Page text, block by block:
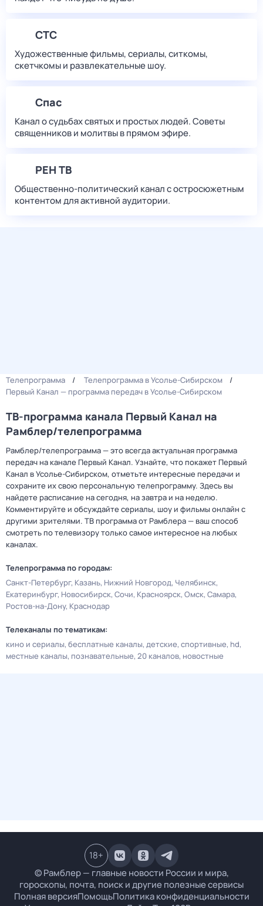
СТС
Художественные фильмы, сериалы, ситкомы,
скетчкомы и развлекательные шоу.
Спас
Канал о судьбах святых и простых людей. Советы
священников и молитвы в прямом эфире.
РЕН ТВ
Общественно-политический канал с остросюжетным
контентом для активной аудитории.
Телепрограмма
Телепрограмма в Усолье-Сибирском
Первый Канал — программа передач в Усолье-Сибирском
ТВ-программа канала Первый Канал на
Рамблер/телепрограмма
Рамблер/телепрограмма — это всегда актуальная программа
передач на канале Первый Канал. Узнайте, что покажет Первый
Канал в Усолье-Сибирском, отметьте интересные передачи и
сохраните их свою персональную телепрограмму. Здесь вы
найдете расписание на сегодня, на завтра и на неделю.
Комментируйте и обсуждайте сериалы, шоу и фильмы онлайн с
другими зрителями. ТВ программа от Рамблера — ваш способ
смотреть по телевизору только самое интересное на любых
каналах.
Телепрограмма по городам:
Санкт-Петербург Казань Нижний Новгород Челябинск
Екатеринбург Новосибирск Сочи Красноярск Омск Самара
Ростов-на-Дону Краснодар
Телеканалы по тематикам:
кино и сериалы бесплатные каналы детские спортивные hd
местные каналы познавательные 20 каналов новостные
© Рамблер — главные новости России и мира,
гороскопы, почта, поиск и другие полезные сервисы
Полная версияПомощьПолитика конфиденциальности
18+